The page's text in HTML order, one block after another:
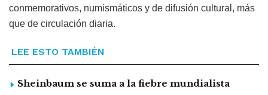
conmemorativos, numismáticos y de difusión cultural, más
que de circulación diaria.
LEE ESTO TAMBIÉN
Sheinbaum se suma a la fiebre mundialista